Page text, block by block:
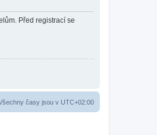
Před registrací se
časy jsou v UTC+02:00